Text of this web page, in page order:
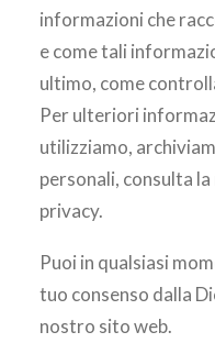
informazioni che
e come tali
ultimo, come
Per ulteriori
utilizziamo,
personali, consulta
privacy.
Puoi in qualsiasi
tuo consenso dalla
nostro sito web.